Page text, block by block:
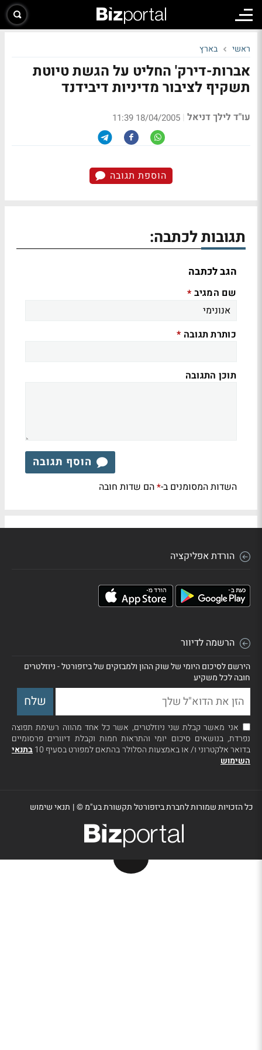
ראשי בארץ
אברות-דירק' החליט על הגשת טיוטת
תשקיף לציבור מדיניות דיבידנד
עו"ד לילך דניאל |
18/04/2005 11:39
הוספת תגובה
תגובות לכתבה:
הגב לכתבה
שם המגיב *
כותרת תגובה *
תוכן התגובה
הוסף תגובה
השדות המסומנים ב-*הם שדות חובה
הורדת אפליקציה
הרשמה לדיוור
הירשם לסיכום היומי של שוק ההון ולמבזקים של ביזפורטל - ניוזלטרים
חובה לכל משקיע
אני מאשר קבלת שני ניוזלטרים, אשר כל אחד מהווה רשימת תפוצה
נפרדת, בנושאים סיכום יומי והתראות חמות וקבלת דיוורים פרסומיים
בדואר אלקטרוני ו/ או באמצעות הסלולר בהתאם למפורט בסעיף 10
בתנאי
השימוש
כל הזכויות שמורות לחברת ביזפורטל תקשורת בע"מ ©| תנאי שימוש